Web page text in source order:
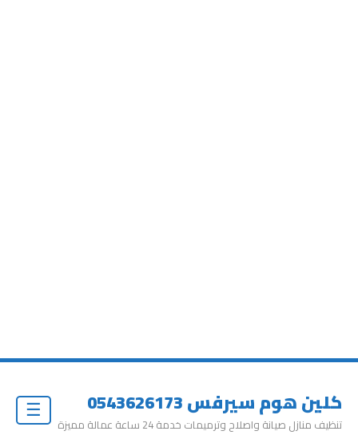
كلين هوم سيرفس 0543626173
تنظيف منازل صيانة واصلاح وترميمات خدمة 24 ساعة عمالة مميزة